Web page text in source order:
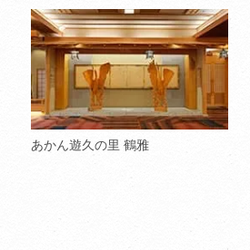
あかん遊久の里 鶴雅